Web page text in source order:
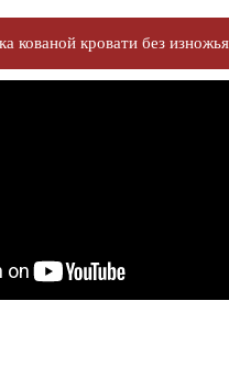
кованой кровати без изножья